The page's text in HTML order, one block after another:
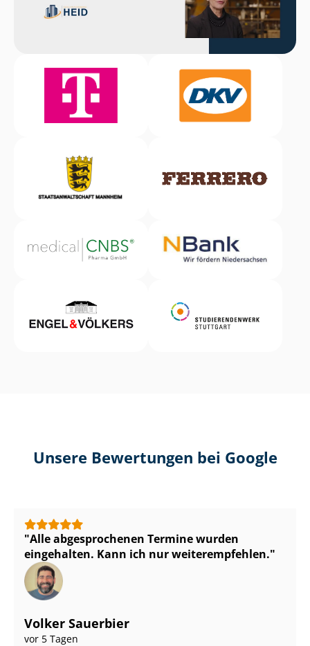
Unsere Bewertungen bei Google
Alle abgesprochenen Termine wurden
eingehalten. Kann ich nur weiterempfehlen.
Volker Sauerbier
vor 5 Tagen